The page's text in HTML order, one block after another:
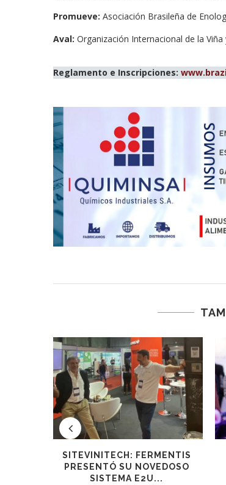
Promueve: Asociación Brasileña de
Aval: Organización Internacional de la Viña
Reglamento e Inscripciones:
SITEVINITECH: FERMENTIS
PRESENTÓ SU NOVEDOSO
SISTEMA E2U...